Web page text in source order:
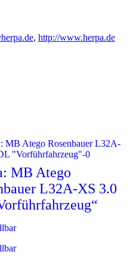
, http://www.herpa.de
MB Atego
L32A-XS 3.0